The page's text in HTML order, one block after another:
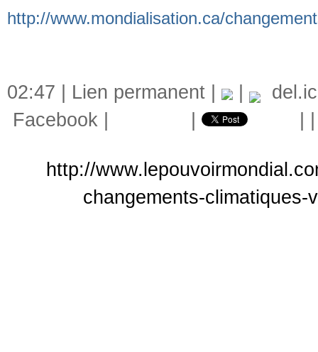
http://www.mondialisation.ca/
02:47 | Lien permanent
Facebook
http://
changements-climatiques-